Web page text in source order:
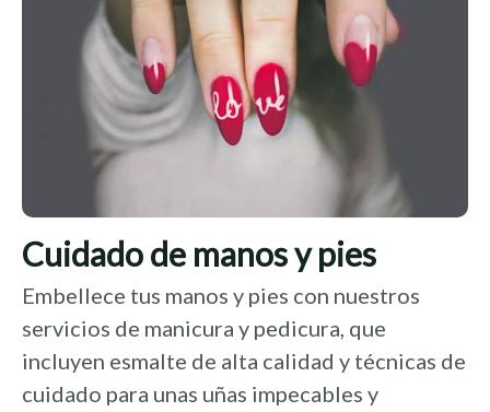
Cuidado de manos y pies
Embellece tus manos y pies con nuestros
servicios de manicura y pedicura, que
incluyen esmalte de alta calidad y técnicas de
cuidado para unas uñas impecables y